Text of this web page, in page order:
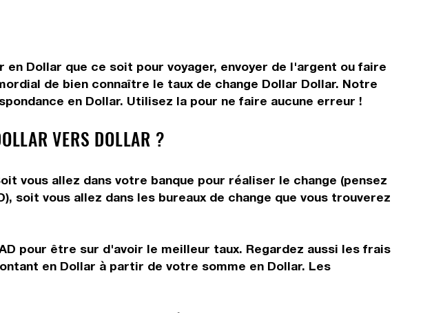
Dollar que ce soit pour voyager, envoyer de l'argent ou faire
de bien connaître le taux de change Dollar Dollar. Notre
en Dollar. Utilisez la pour ne faire aucune erreur !
VERS DOLLAR ?
vous allez dans votre banque pour réaliser le change (pensez
soit vous allez dans les bureaux de change que vous trouverez
pour être sur d'avoir le meilleur taux. Regardez aussi les frais
en Dollar à partir de votre somme en Dollar. Les